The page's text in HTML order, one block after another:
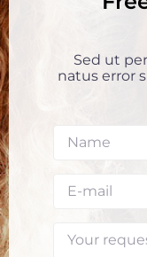
Sed ut
natus error